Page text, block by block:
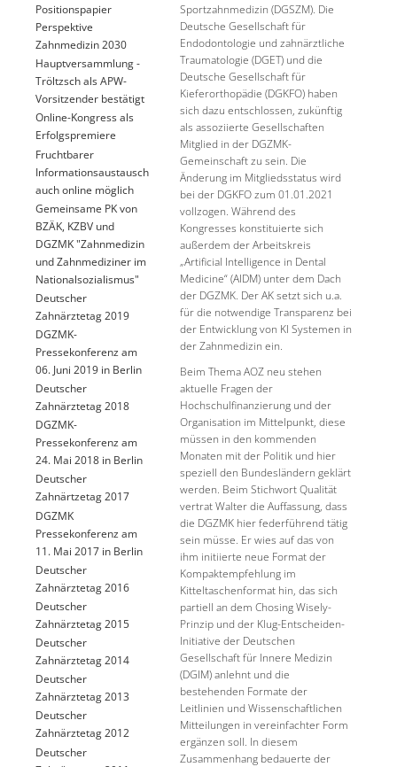
Positionspapier
Perspektive
Zahnmedizin 2030
Hauptversammlung -
Tröltzsch als APW-
Vorsitzender bestätigt
Online-Kongress als
Erfolgspremiere
Fruchtbarer
Informationsaustausch
auch online möglich
Gemeinsame PK von
BZÄK, KZBV und
DGZMK "Zahnmedizin
und Zahnmediziner im
Nationalsozialismus"
Deutscher
Zahnärztetag 2019
DGZMK-
Pressekonferenz am
06. Juni 2019 in Berlin
Deutscher
Zahnärztetag 2018
DGZMK-
Pressekonferenz am
24. Mai 2018 in Berlin
Deutscher
Zahnärtzetag 2017
DGZMK
Pressekonferenz am
11. Mai 2017 in Berlin
Deutscher
Zahnärztetag 2016
Deutscher
Zahnärztetag 2015
Deutscher
Zahnärztetag 2014
Deutscher
Zahnärztetag 2013
Deutscher
Zahnärztetag 2012
Deutscher
Sportzahnmedizin (DGSZM). Die
Deutsche Gesellschaft für
Endodontologie und zahnärztliche
Traumatologie (DGET) und die
Deutsche Gesellschaft für
Kieferorthopädie (DGKFO) haben
sich dazu entschlossen, zukünftig
als assoziierte Gesellschaften
Mitglied in der DGZMK-
Gemeinschaft zu sein. Die
Änderung im Mitgliedsstatus wird
bei der DGKFO zum 01.01.2021
vollzogen. Während des
Kongresses konstituierte sich
außerdem der Arbeitskreis
„Artificial Intelligence in Dental
Medicine“ (AIDM) unter dem Dach
der DGZMK. Der AK setzt sich u.a.
für die notwendige Transparenz bei
der Entwicklung von KI Systemen in
der Zahnmedizin ein.
Beim Thema AOZ neu stehen
aktuelle Fragen der
Hochschulfinanzierung und der
Organisation im Mittelpunkt, diese
müssen in den kommenden
Monaten mit der Politik und hier
speziell den Bundesländern geklärt
werden. Beim Stichwort Qualität
vertrat Walter die Auffassung, dass
die DGZMK hier federführend tätig
sein müsse. Er wies auf das von
ihm initiierte neue Format der
Kompaktempfehlung im
Kitteltaschenformat hin, das sich
partiell an dem Chosing Wisely-
Prinzip und der Klug-Entscheiden-
Initiative der Deutschen
Gesellschaft für Innere Medizin
(DGIM) anlehnt und die
bestehenden Formate der
Leitlinien und Wissenschaftlichen
Mitteilungen in vereinfachter Form
ergänzen soll. In diesem
Zusammenhang bedauerte der